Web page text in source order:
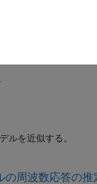
you can use
design.
ルを近似する。
の周波数応答の推